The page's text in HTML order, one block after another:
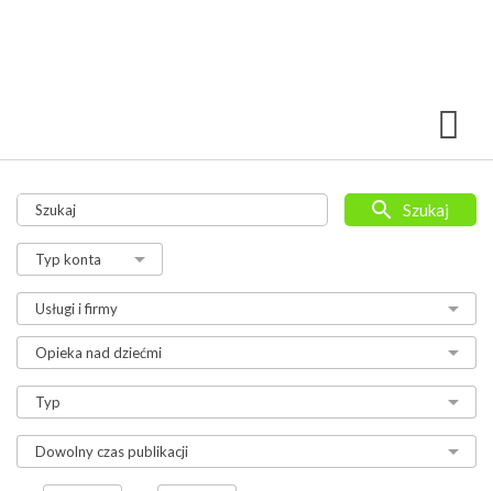
Szukaj